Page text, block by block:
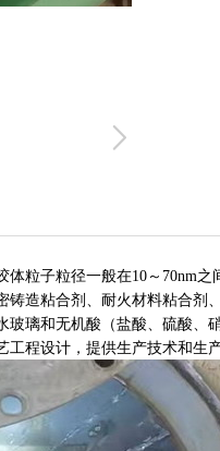
体粒子粒径一般在10～70nm之
造粘合剂、耐火材料粘合
璃和无机酸（盐酸、硫酸
程设计，提供生产技术和生产